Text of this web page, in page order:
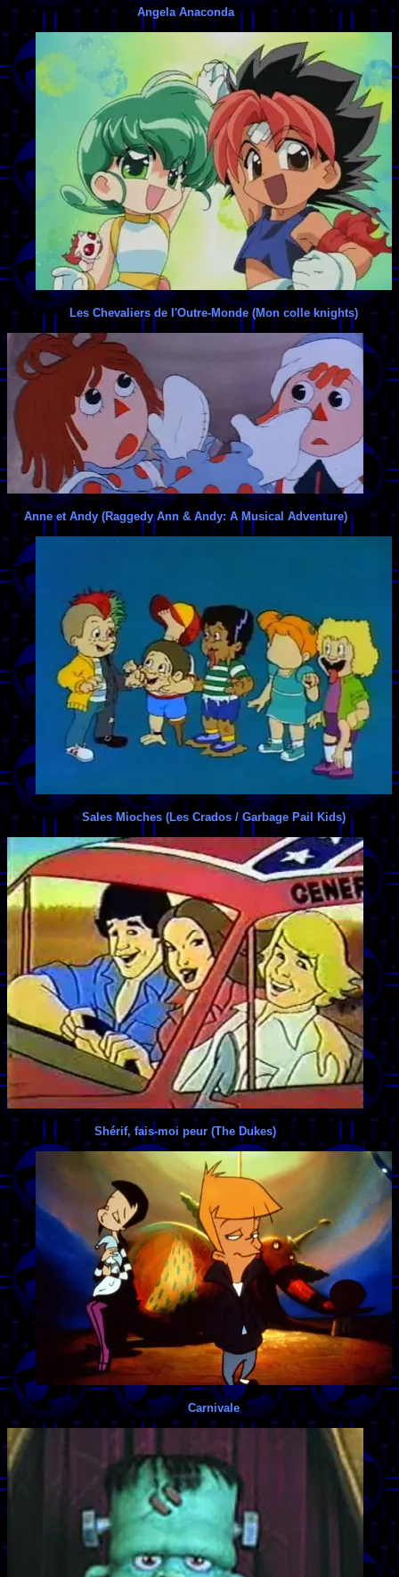
Angela Anaconda
Les Chevaliers de l'Outre-Monde (Mon colle knights)
Anne et Andy (Raggedy Ann & Andy: A Musical Adventure)
Sales Mioches (Les Crados / Garbage Pail Kids)
Shérif, fais-moi peur (The Dukes)
Carnivale